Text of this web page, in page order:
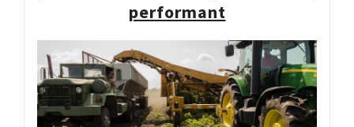
performant